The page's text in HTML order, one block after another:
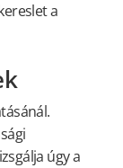
a
úgy a